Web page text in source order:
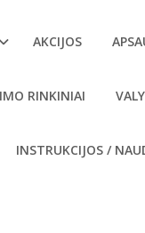
AKCIJOS
RINKINIAI
INSTRUKCIJOS /